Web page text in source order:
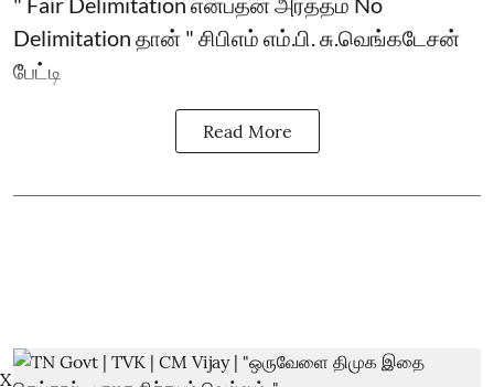
Delimitation தான் " சிபிஎம் எம்.பி. சு.வெங்கடேசன்
பேட்டி
Read More
X